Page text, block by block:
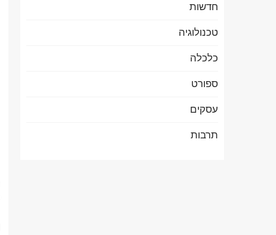
חדשות
טכנולוגיה
כלכלה
ספורט
עסקים
תרבות